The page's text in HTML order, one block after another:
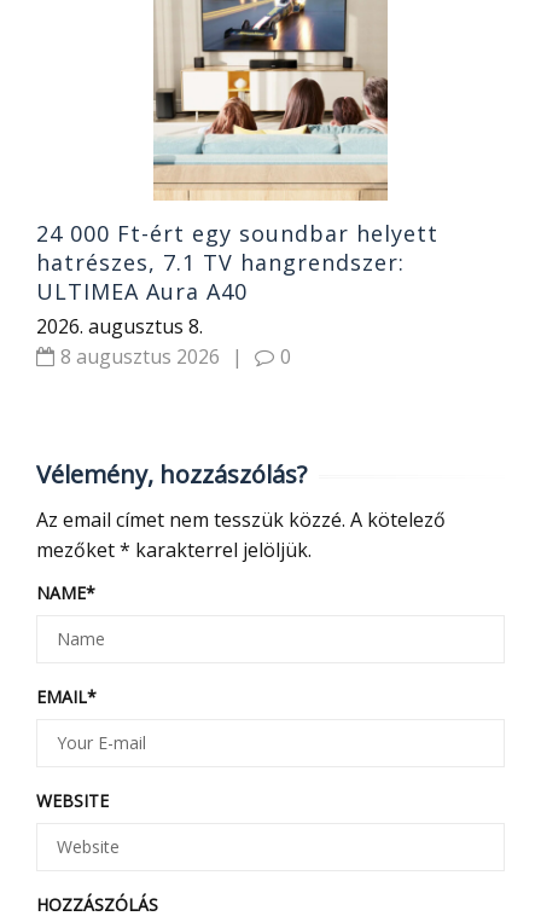
24 000 Ft-ért egy soundbar helyett
hatrészes, 7.1 TV hangrendszer:
ULTIMEA Aura A40
2026. augusztus 8.
8 augusztus 2026
| 0
Vélemény, hozzászólás?
Az email címet nem tesszük közzé. A kötelező
mezőket* karakterrel jelöljük.
NAME*
EMAIL*
WEBSITE
HOZZÁSZÓLÁS